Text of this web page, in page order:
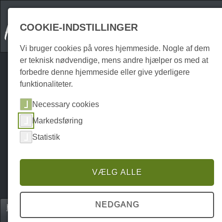
Home
Gårdbutik & regionale produkter
P0219SH00276
COOKIE-INDSTILLINGER
Vi bruger cookies på vores hjemmeside. Nogle af dem
er teknisk nødvendige, mens andre hjælper os med at
forbedre denne hjemmeside eller give yderligere
funktionaliteter.
Necessary cookies
Markedsføring
Statistik
VÆLG ALLE
NEDGANG